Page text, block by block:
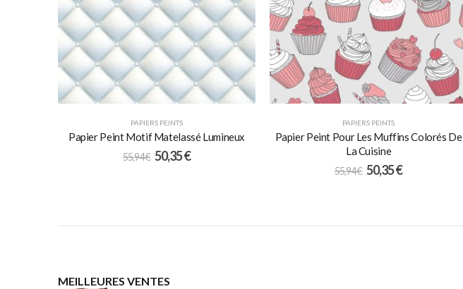
PAPIERS PEINTS
Papier Peint Motif Matelassé Lumineux
55,94€ 50,35€
PAPIERS PEINTS
Papier Peint Pour Les Muffins Colorés De
La Cuisine
55,94€ 50,35€
MEILLEURES VENTES